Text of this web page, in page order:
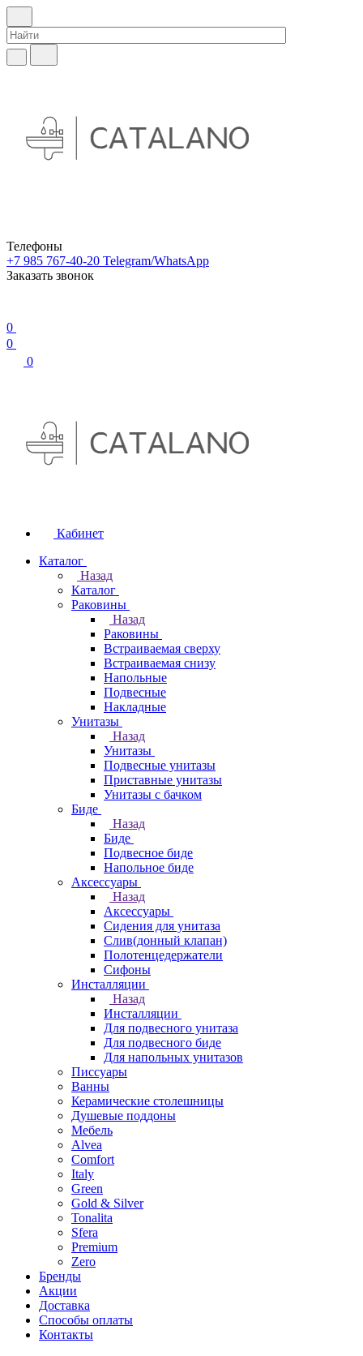
Телефоны
+7 985 767-40-20 Telegram/WhatsApp
Заказать звонок
0
0
0
Кабинет
Каталог
Назад
Каталог
Раковины
Назад
Раковины
Встраиваемая сверху
Встраиваемая снизу
Напольные
Подвесные
Накладные
Унитазы
Назад
Унитазы
Подвесные унитазы
Приставные унитазы
Унитазы с бачком
Биде
Назад
Биде
Подвесное биде
Напольное биде
Аксессуары
Назад
Аксессуары
Сидения для унитаза
Слив(донный клапан)
Полотенцедержатели
Сифоны
Инсталляции
Назад
Инсталляции
Для подвесного унитаза
Для подвесного биде
Для напольных унитазов
Писсуары
Ванны
Керамические столешницы
Душевые поддоны
Мебель
Alvea
Comfort
Italy
Green
Gold & Silver
Tonalita
Sfera
Premium
Zero
Бренды
Акции
Доставка
Способы оплаты
Контакты